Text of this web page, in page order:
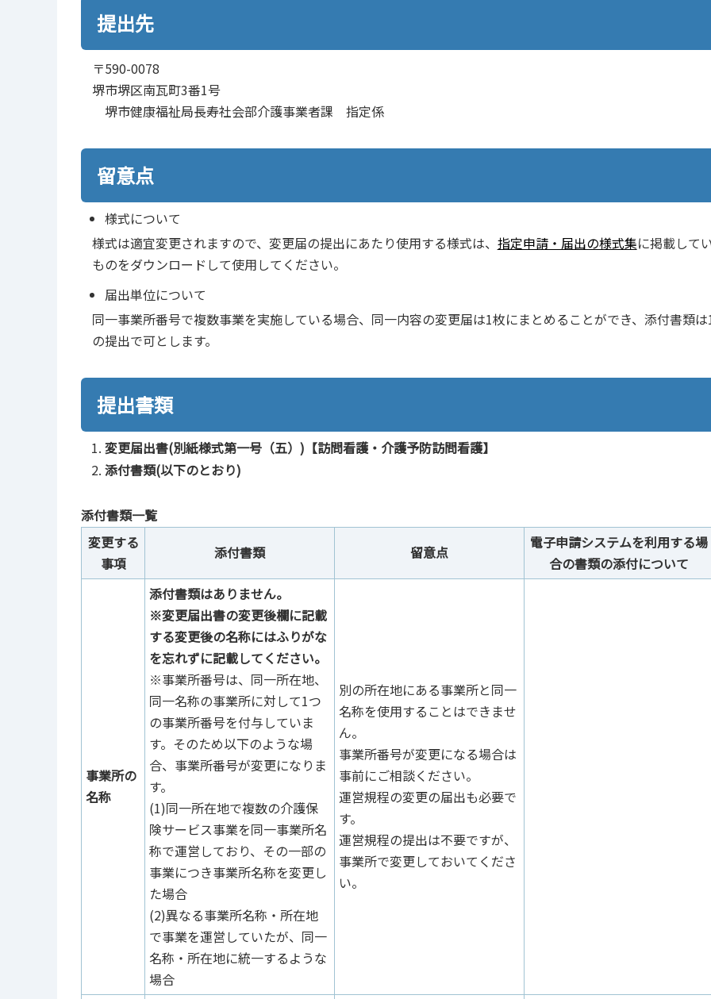
提出先
〒590-0078
堺市堺区南瓦町3番1号
堺市健康福祉局長寿社会部介護事業者課 指定係
留意点
様式について
様式は適宜変更されますので、変更届の提出にあたり使用する様式は、 指定申請・届出の様式集に掲載して
ものをダウンロードして使用してください。
届出単位について
同一事業所番号で複数事業を実施している場合、同一内容の変更届は1枚にまとめることができ、添付書類
の提出で可とします。
提出書類
変更届出書(別紙様式第一号（五）)【訪問看護・介護予防訪問看護】
添付書類(以下のとおり)
添付書類一覧
変更する
事項
添付書類 留意点
電子申請システムを利用する場
合の書類の添付について
事業所の
名称
添付書類はありません。
※変更届出書の変更後欄に記載
する変更後の名称にはふりがな
を忘れずに記載してください。
※事業所番号は、同一所在地、
同一名称の事業所に対して1つ
の事業所番号を付与していま
す。そのため以下のような場
合、事業所番号が変更になりま
す。
(1)同一所在地で複数の介護保
険サービス事業を同一事業所名
称で運営しており、その一部の
事業につき事業所名称を変更し
た場合
(2)異なる事業所名称・所在地
で事業を運営していたが、同一
名称・所在地に統一するような
場合
別の所在地にある事業所と同一
名称を使用することはできませ
ん。
事業所番号が変更になる場合は
事前にご相談ください。
運営規程の変更の届出も必要で
す。
運営規程の提出は不要ですが、
事業所で変更しておいてくださ
い。